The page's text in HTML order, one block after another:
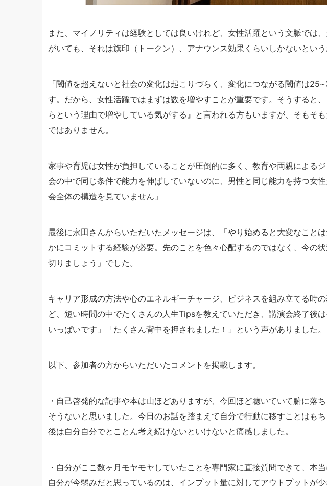
また、マイノリティは経験としては良いけれど、女性活躍という文脈では
がいても、それは旗印（トークン）、アナウンス効果くらいしかないという
「閾値を超えないと社会の変化は起こりづらく、変化につながる閾値は
す。だから、女性活躍ではまずは数を増やすことが重要です。そうすると
らという理由で増やしている気がする』と言われる方もいますが、そもそ
ではありません。
家事や育児は女性が負担していることが圧倒的に多く、教育や両親による
会の中で同じ条件で能力を伸ばしていないのに、男性と同じ能力を持つ女
会全体の構造を見ていません」
最後に永田さんからいただいたメッセージは、「やり始めると大変なこと
かにコミットする経験が必要。先のことを色々心配するのではなく、今の
切りましょう」でした。
キャリア形成の方法や心のエネルギーチャージ、ビジネスを組み立てる時
ど、短い時間の中でたくさんの人生Tipsを教えていただき、講演会終了後
いっぱいです」「たくさん背中を押されました！」という声がありました。
以下、参加者の方からいただいたコメントを掲載します。
・自己啓発的な記事や本は山ほどありますが、今回ほど聴いていて腑に落
そうないと思いました。今日のお話を踏まえて自分で行動に移すことはも
後は自分自分でとことん考え続けないといけないと痛感しました。
・自分がここ数ヶ月モヤモヤしていたことを専門家に直接質問できて、本
自分が今弱みだと思っているのは、インプット量に対してアウトプットが